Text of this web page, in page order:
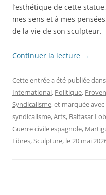
l’esthétique de cette
mes sens et à mes
de la vie de son sculpteur.
Continuer la lecture →
Cette entrée a été publiée dans
International, Politique,
Syndicalisme, et marquée avec
syndicalisme,Arts, Baltasar
Guerre civile espagnole,
Libres,Sculpture, le20 mai